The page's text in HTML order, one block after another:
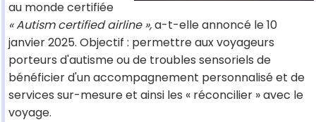
au monde certifiée
« Autism certified airline »,a-t-elle annoncé le 10
janvier 2025. Objectif : permettre aux voyageurs
porteurs d'autisme ou de troubles sensoriels de
bénéficier d'un accompagnement personnalisé et de
services sur-mesure et ainsi les « réconcilier » avec le
voyage.